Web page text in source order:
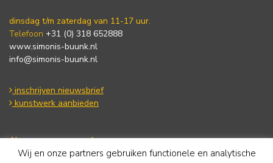
dinsdag t/m zaterdag van 11-17 uur.
Telefoon +31 (0) 318 652888
www.simonis-buunk.nl
info@simonis-buunk.nl
inschrijven nieuwsbrief
kunstwerk aanbieden
Algemene voorwaarden
Privacy statement
Wij en onze partners gebruiken functionele en analytische